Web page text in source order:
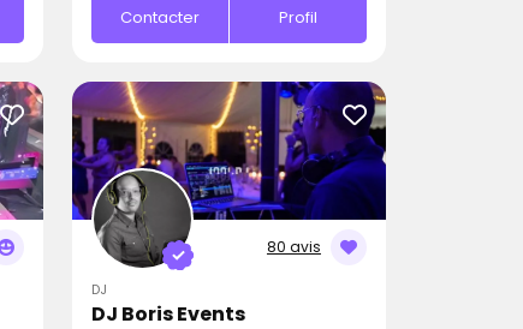
Contacter Profil
80 avis
DJ
DJ Boris Events